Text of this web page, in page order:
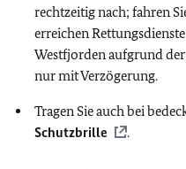
rechtzeitig nach; fahren
erreichen
Westfjorden aufgrund
nur mit Verzögerung.
Tragen Sie auch bei
Schutzbrille
.